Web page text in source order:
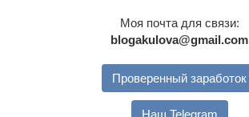
Моя почта для связи:
blogakulova@gmail.com
Проверенный заработок
Наш Telegram